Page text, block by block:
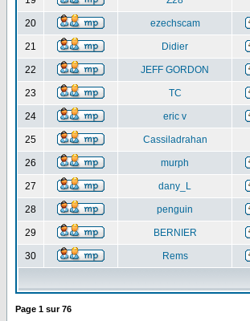
20 ezechscam
21 Didier
22 JEFF GORDON
23 TC
24 eric v
25 Cassiladrahan
26 murph
27 dany_L
28 penguin
29 BERNIER
30 Rems
Page 1 sur76